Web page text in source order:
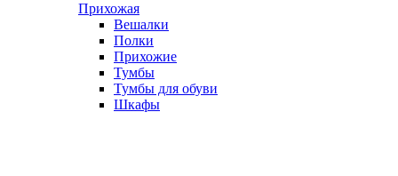
Прихожая
Вешалки
Полки
Прихожие
Тумбы
Тумбы для обуви
Шкафы